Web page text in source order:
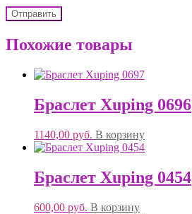
Похожие товары
Браслет Xuping 0696
1140,00 руб. В корзину
Браслет Xuping 0454
600,00 руб. В корзину